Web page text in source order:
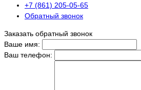
+7 (861) 205-05-65
Обратный звонок
Заказать обратный звонок
Ваше имя:
Ваш телефон: